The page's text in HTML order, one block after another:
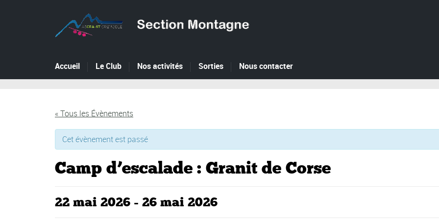
Accueil Le Club Nos activités Sorties Nous contacter
« Tous les Évènements
Cet évènement est passé
Camp d’escalade : Granit de Corse
22 mai 2026 - 26 mai 2026